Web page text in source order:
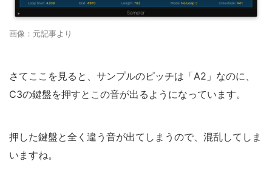
画像：元記事より
さてここを見ると、サンプルのピッチは「A2」なのに、
C3の鍵盤を押すとこの音が出るようになっています。
押した鍵盤と全く違う音が出てしまうので、混乱してしま
いますね。